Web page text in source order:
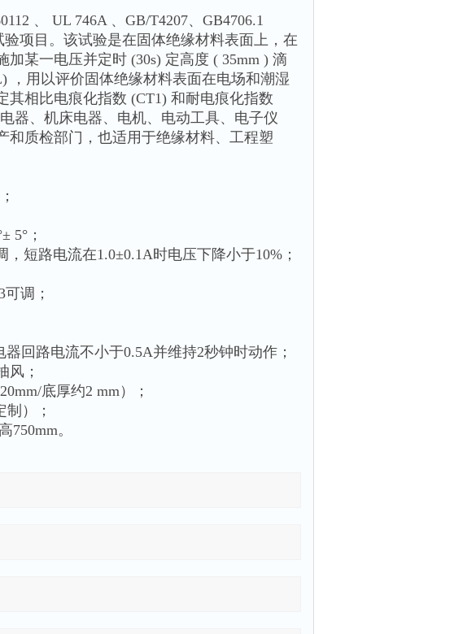
、 UL 746A 、GB/T4207、GB4706.1
项目。该试验是在固体绝缘材料表面上，在
某一电压并定时 (30s) 定高度 ( 35mm ) 滴
，用以评价固体绝缘材料表面在电场和潮湿
相比电痕化指数 (CT1) 和耐电痕化指数
器、机床电器、电机、电动工具、电子仪
和质检部门，也适用于绝缘材料、工程塑
5°；
短路电流在1.0±0.1A时电压下降小于10%；
调；
回路电流不小于0.5A并维持2秒钟时动作；
风；
底厚约2 mm）；
）；
750mm。